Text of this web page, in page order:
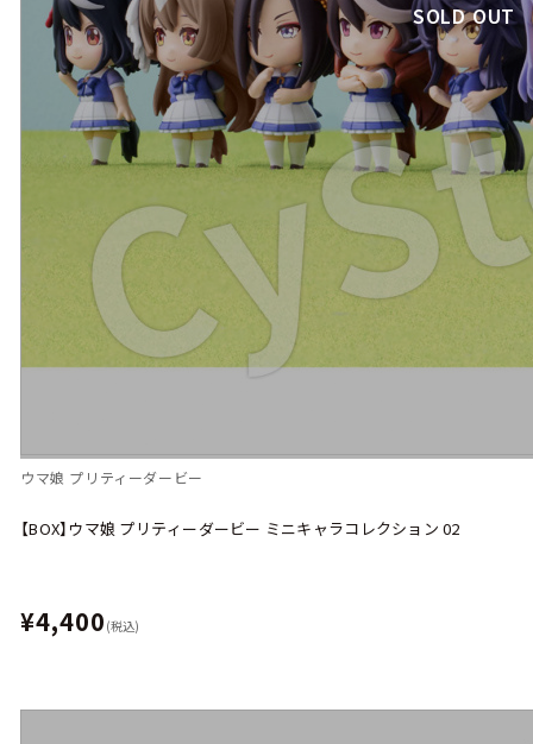
SOLD OUT
ウマ娘 プリティーダービー
【BOX】ウマ娘 プリティーダービー ミニキャラコレクション 02
¥4,400 (税込)